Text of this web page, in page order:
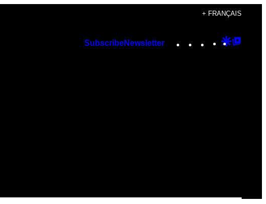
+ FRANÇAIS
SubscribeNewsletter Instagram
TikTok
YouTube
Google